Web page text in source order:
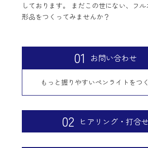
しております。 まだこの世にない、フ
形品をつくってみませんか？
01 お問い合わせ
もっと握りやすいペンライトをつ
02 ヒアリング・打合せ